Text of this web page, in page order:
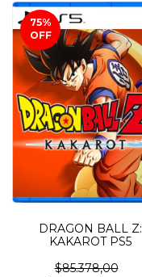
75%
OFF
DRAGON BALL Z:
KAKAROT PS5
$85.378,00